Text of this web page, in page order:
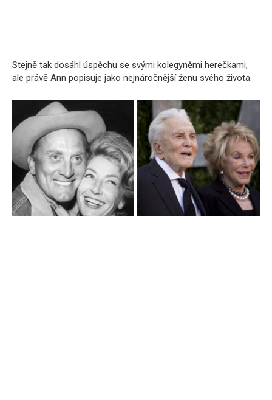
Stejně tak dosáhl úspěchu se svými kolegyněmi herečkami,
ale právě Ann popisuje jako nejnáročnější ženu svého života.